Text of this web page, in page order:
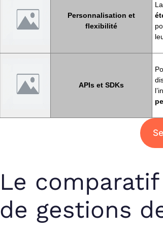
Personnalisation et
flexibilité
APIs et SDKs
Le
de gestions